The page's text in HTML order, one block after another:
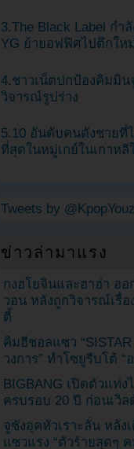
3.The Black Label กำ
YG ย้ายอฟฟิศไปตึกให
4.ชาวเน็ตปกป้องคิมมิน
วิจารณ์รูปร่าง
5.10 อันดับคนดังชายที่
ที่สุดในหมู่เกย์ในเกาหลี
Tweets by
ข่าวล่ามาแรง
กงฮโยจินและฮาฮ่า ออ
วอน หลังถูกวิจารณ์เรื่อ
ตี้
คิมฮีชอลแซว
วงการ” ทำโซยูรีบโต้ “
BIGBANG เปิดตัวแท่ง
ครบรอบ 20 ปี ก่อนเวิล
จูซังอุคหัวเราะลั่น หลัง
แซวแรง “ตัวร้ายสุดๆ